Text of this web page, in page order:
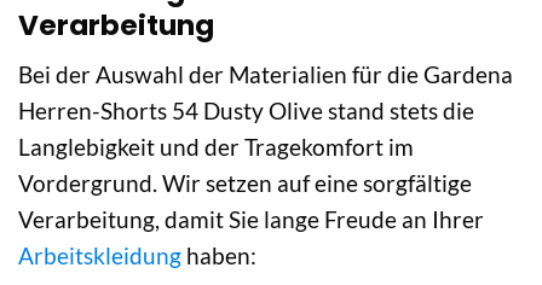
Verarbeitung
Bei der Auswahl der Materialien für die Gardena
Herren-Shorts 54 Dusty Olive stand stets die
Langlebigkeit und der Tragekomfort im
Vordergrund. Wir setzen auf eine sorgfältige
Verarbeitung, damit Sie lange Freude an Ihrer
Arbeitskleidung haben: